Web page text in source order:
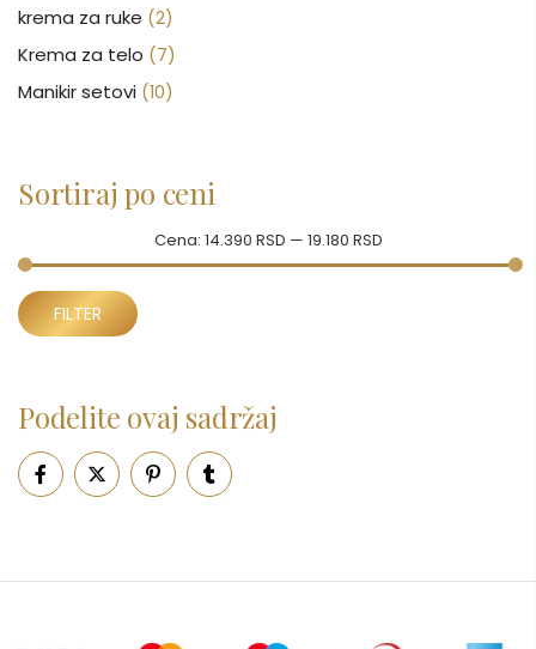
krema za ruke (2)
Krema za telo (7)
Manikir setovi (10)
Nega lica (88)
Neseseri
Novčanici (51)
Pepe Jeans Ranac (10)
Piling za telo (3)
Putni program (50)
Šminka (187)
Sortiraj po ceni
FILTER
Cena: 14.390 RSD — 19.180 RSD
Podelite ovaj sadržaj